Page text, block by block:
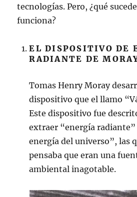
tecnologías. Pero, ¿qué
funciona?
EL DISPOSITIVO DE
RADIANTE DE
Tomas Henry Moray
dispositivo que el llamo
Este dispositivo fue
extraer “energía radiante”
energía del universo”, las
pensaba que eran una
ambiental inagotable.